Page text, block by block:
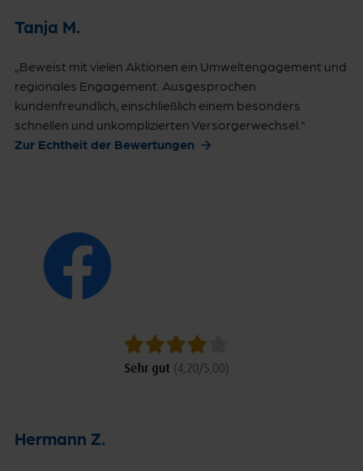
Tanja M.
„Beweist mit vielen Aktionen ein Umweltengagement und
regionales Engagement. Ausgesprochen
kundenfreundlich, einschließlich einem besonders
schnellen und unkomplizierten Versorgerwechsel."
Zur Echtheit der Bewertungen
Hermann Z.